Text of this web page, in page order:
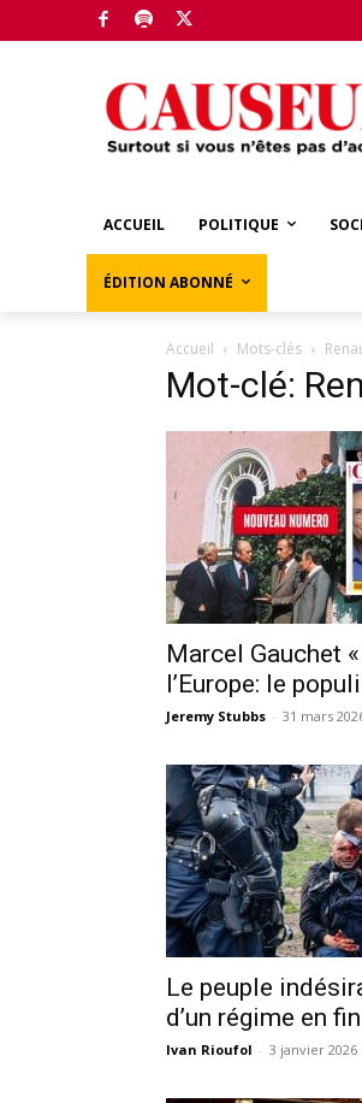
ACCUEIL POLITIQUE
ÉDITION ABONNÉ
Accueil Mots-clés
Mot-clé:
Marcel Gauchet
l’Europe: le
Jeremy Stubbs - 31 mars
Le peuple
d’un régime en
Ivan Rioufol - 3 janvier 2026